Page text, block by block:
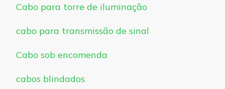
Cabo para torre de iluminação
cabo para transmissão de sinal
Cabo sob encomenda
cabos blindados